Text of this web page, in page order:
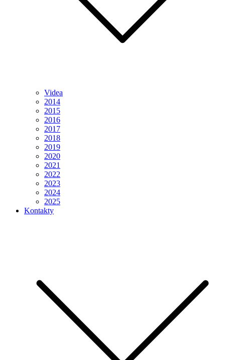
Videa
2014
2015
2016
2017
2018
2019
2020
2021
2022
2023
2024
2025
Kontakty